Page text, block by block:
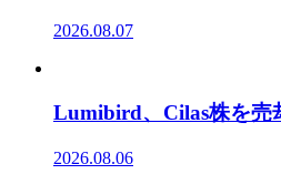
2026.08.07
Lumibird、Cilas株を売
2026.08.06